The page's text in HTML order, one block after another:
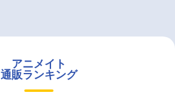
アニメイト
通販ランキング